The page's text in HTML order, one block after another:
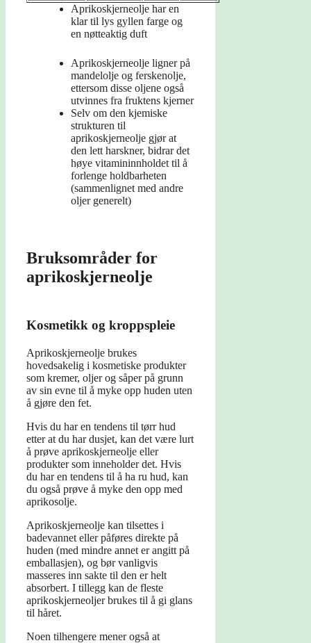
Aprikoskjerneolje har en
klar til lys gyllen farge og
en nøtteaktig duft
Aprikoskjerneolje ligner på
mandelolje og ferskenolje,
ettersom disse oljene også
utvinnes fra fruktens kjerner
Selv om den kjemiske
strukturen til
aprikoskjerneolje gjør at
den lett harskner, bidrar det
høye vitamininnholdet til å
forlenge holdbarheten
(sammenlignet med andre
oljer generelt)
Bruksområder for
aprikoskjerneolje
Kosmetikk og kroppspleie
Aprikoskjerneolje brukes
hovedsakelig i kosmetiske produkter
som kremer, oljer og såper på grunn
av sin evne til å myke opp huden uten
å gjøre den fet.
Hvis du har en tendens til tørr hud
etter at du har dusjet, kan det være lurt
å prøve aprikoskjerneolje eller
produkter som inneholder det. Hvis
du har en tendens til å ha ru hud, kan
du også prøve å myke den opp med
aprikosolje.
Aprikoskjerneolje kan tilsettes i
badevannet eller påføres direkte på
huden (med mindre annet er angitt på
emballasjen), og bør vanligvis
masseres inn sakte til den er helt
absorbert. I tillegg kan de fleste
aprikoskjerneoljer brukes til å gi glans
til håret.
Noen tilhengere mener også at